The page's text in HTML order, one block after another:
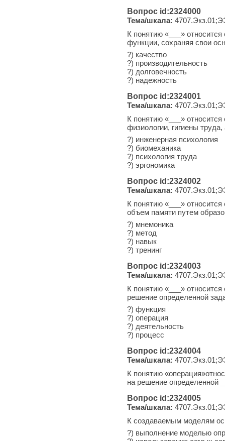
Вопрос id:2324000
Тема/шкала:
К понятию «___»
функции, сохраняя свои
?) качество
?) производительность
?) долговечность
?) надежность
Вопрос id:2324001
Тема/шкала:
К понятию «___»
физиологии, гигиены
?) инженерная психология
?) биомеханика
?) психология труда
?) эргономика
Вопрос id:2324002
Тема/шкала:
К понятию «___»
объем памяти путем
?) мнемоника
?) метод
?) навык
?) тренинг
Вопрос id:2324003
Тема/шкала:
К понятию «___»
решение определенной
?) функция
?) операция
?) деятельность
?) процесс
Вопрос id:2324004
Тема/шкала:
К понятию
на решение определенной
Вопрос id:2324005
Тема/шкала:
К создаваемым моделям
?) выполнение моделью